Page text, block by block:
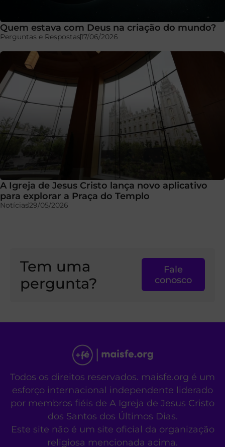
Quem estava com Deus na criação do mundo?
Perguntas e Respostas17/06/2026
A Igreja de Jesus Cristo lança novo aplicativo
para explorar a Praça do Templo
Notícias29/05/2026
Tem uma
pergunta?
Fale
conosco
Todos os direitos reservados. maisfe.org é um
esforço internacional independente liderado
por membros fiéis de A Igreja de Jesus Cristo
dos Santos dos Últimos Dias.
Este site não é um site oficial da organização
religiosa mencionada acima.